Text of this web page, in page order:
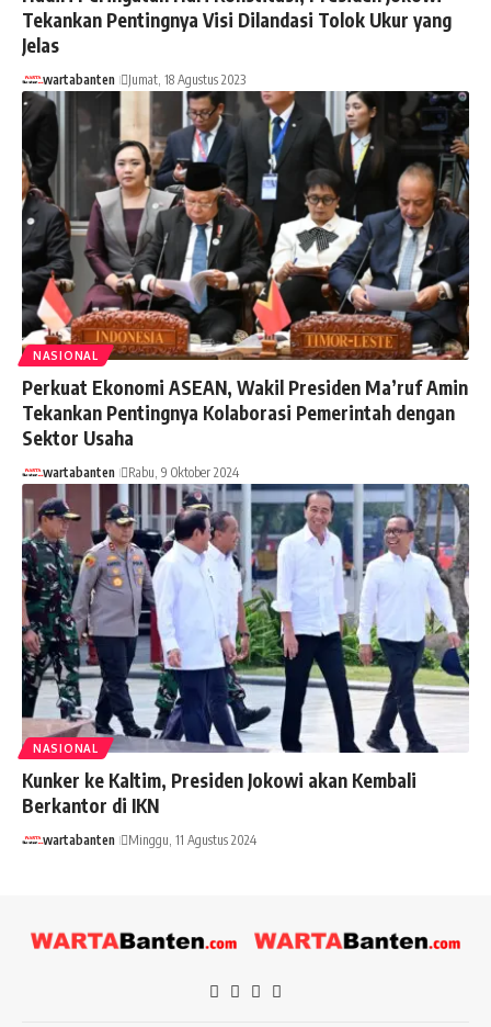
Tekankan Pentingnya Visi Dilandasi Tolok Ukur yang
Jelas
wartabanten Jumat, 18 Agustus 2023
NASIONAL
Perkuat Ekonomi ASEAN, Wakil Presiden Ma’ruf Amin
Tekankan Pentingnya Kolaborasi Pemerintah dengan
Sektor Usaha
wartabanten Rabu, 9 Oktober 2024
NASIONAL
Kunker ke Kaltim, Presiden Jokowi akan Kembali
Berkantor di IKN
wartabanten Minggu, 11 Agustus 2024